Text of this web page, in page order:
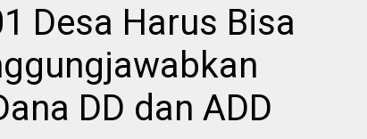
Desa Harus Bisa
DD dan ADD